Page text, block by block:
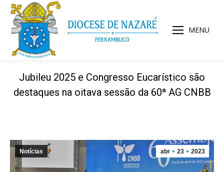
MENU
Jubileu 2025 e Congresso Eucarístico são
destaques na oitava sessão da 60ª AG CNBB
abr 23 2023
Notícias